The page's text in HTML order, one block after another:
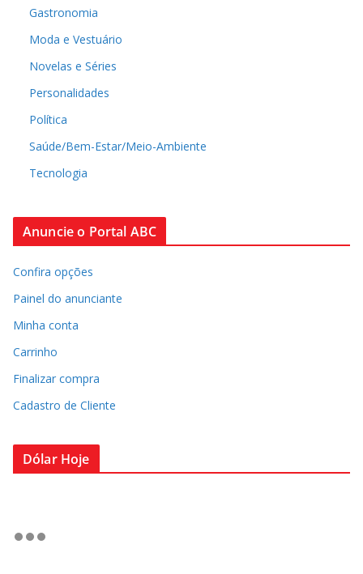
Gastronomia
Moda e Vestuário
Novelas e Séries
Personalidades
Política
Saúde/Bem-Estar/Meio-Ambiente
Tecnologia
Anuncie o Portal ABC
Confira opções
Painel do anunciante
Minha conta
Carrinho
Finalizar compra
Cadastro de Cliente
Dólar Hoje